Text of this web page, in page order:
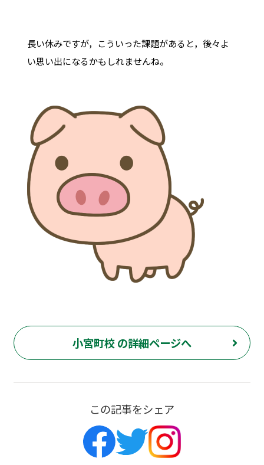
長い休みですが，こういった課題があると，後々よ
い思い出になるかもしれませんね。
小宮町校 の詳細ページへ
この記事をシェア